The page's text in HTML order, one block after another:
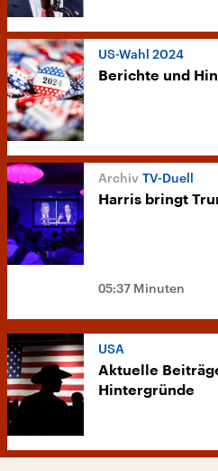
US-Wahl 2024
Berichte und
TV-Duell
Harris bringt
05:37 Minuten
USA
Aktuelle
Hintergründe